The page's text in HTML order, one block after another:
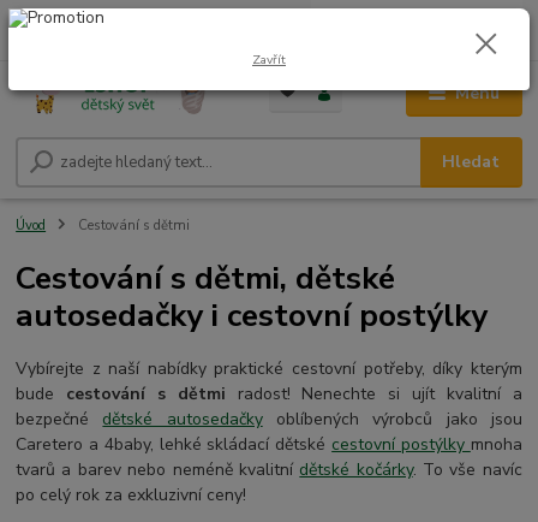
Menu
Hledat
+420 604 278 943 0,00 Kč
Úvod Cestování s dětmi
Cestování s dětmi, dětské
autosedačky i cestovní postýlky
Vybírejte z naší nabídky praktické cestovní potřeby, díky kterým
bude cestování s dětmi radost! Nenechte si ujít kvalitní a
bezpečné dětské autosedačkyoblíbených výrobců jako jsou
Caretero a 4baby, lehké skládací dětské cestovní postýlky mnoha
tvarů a barev nebo neméně kvalitní dětské kočárky. To vše navíc
po celý rok za exkluzivní ceny!
Zavřít